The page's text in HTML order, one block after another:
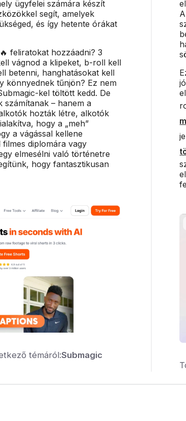
ügyfelei számára készít
segít, amelyek
és így hetente órákat
feliratokat hozzáadni? 3
vágnod a klipeket, b-roll kell
betenni, hanghatásokat kell
könnyednek tűnjön? Ez nem
kel töltött kedd. De
– hanem a
hozták létre, alkotók
hogy a „meh”
a vágással kellene
diplomára vagy
elmesélni való történetre
hogy fantasztikusan
témáról:Submagic